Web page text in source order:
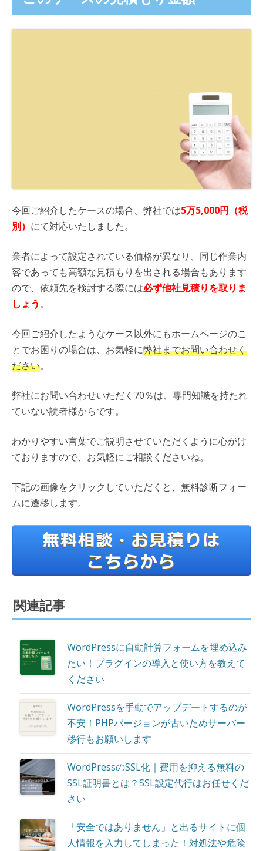
今回ご紹介したケースの場合、弊社では5万5,000円（税
別） にて対応いたしました。
業者によって設定されている価格が異なり、同じ作業内
容であっても高額な見積もりを出される場合もあります
ので、依頼先を検討する際には必ず他社見積りを取りま
しょう。
今回ご紹介したようなケース以外にもホームページのこ
とでお困りの場合は、お気軽に弊社までお問い合わせく
ださい。
弊社にお問い合わせいただく70％は、専門知識を持たれ
ていない読者様からです。
わかりやすい言葉でご説明させていただくように心がけ
ておりますので、お気軽にご相談くださいね。
下記の画像をクリックしていただくと、無料診断フォー
ムに遷移します。
関連記事
WordPressに自動計算フォームを埋め込み
たい！プラグインの導入と使い方を教えて
ください
WordPressを手動でアップデートするのが
不安！PHPバージョンが古いためサーバー
移行もお願いします
WordPressのSSL化｜費用を抑える無料の
SSL証明書とは？SSL設定代行はお任せくだ
さい
「安全ではありません」と出るサイトに個
人情報を入力してしまった！対処法や危険